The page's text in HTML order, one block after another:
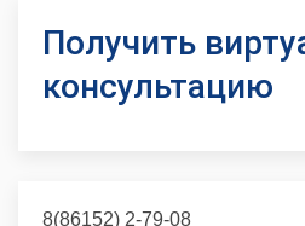
Получить
консультацию
8(86152) 2-79-08